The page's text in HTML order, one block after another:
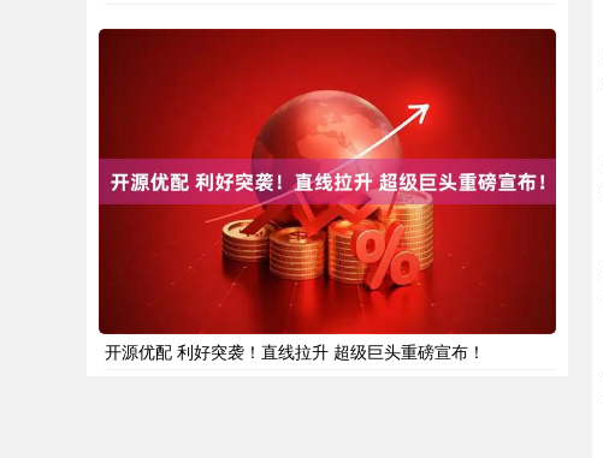
开源优配 利好突袭！直线拉升 超级巨头重磅宣布！